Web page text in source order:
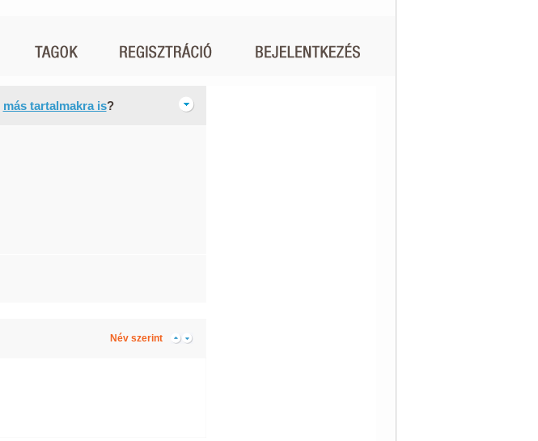
más tartalmakra is?
Név szerint